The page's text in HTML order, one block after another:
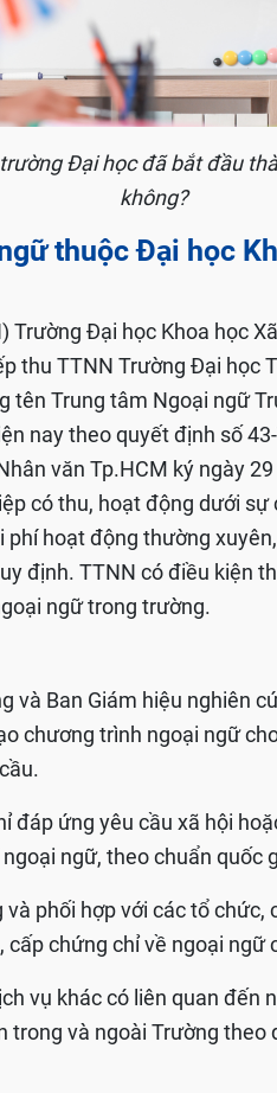
Đại học đã bắt đầu
không?
thuộc Đại học
Trường Đại học Khoa học
thu TTNN Trường Đại học
tên Trung tâm Ngoại ngữ
nay theo quyết định số
văn Tp.HCM ký ngày
có thu, hoạt động dưới
phí hoạt động thường
định. TTNN có điều kiện
ngữ trong trường.
và Ban Giám hiệu nghiên
chương trình ngoại ngữ
đáp ứng yêu cầu xã hội
ngữ, theo chuẩn quốc
phối hợp với các tổ chức,
chứng chỉ về ngoại ngữ
vụ khác có liên quan đến
trong và ngoài Trường theo